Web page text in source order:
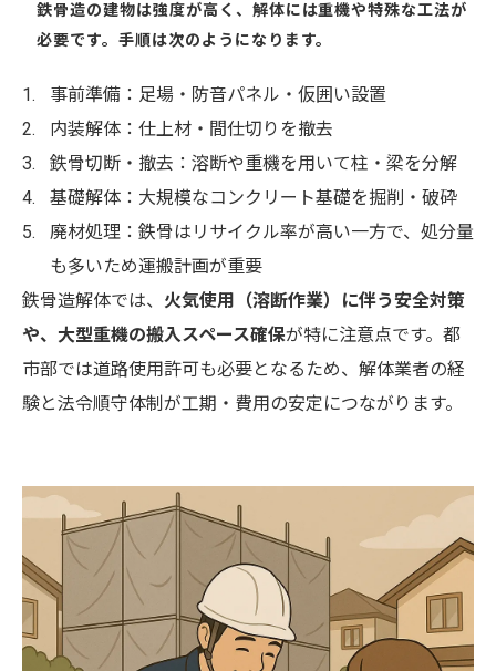
鉄骨造の建物は強度が高く、解体には重機や特殊な工法が
必要です。手順は次のようになります。
事前準備：足場・防音パネル・仮囲い設置
内装解体：仕上材・間仕切りを撤去
鉄骨切断・撤去：溶断や重機を用いて柱・梁を分解
基礎解体：大規模なコンクリート基礎を掘削・破砕
廃材処理：鉄骨はリサイクル率が高い一方で、処分量
も多いため運搬計画が重要
鉄骨造解体では、 火気使用（溶断作業）に伴う安全対策
や、大型重機の搬入スペース確保が特に注意点です。都
市部では道路使用許可も必要となるため、解体業者の経
験と法令順守体制が工期・費用の安定につながります。